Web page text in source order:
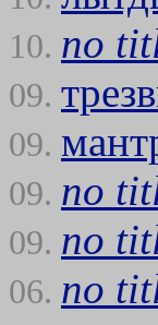
10. no
09.
09.
09. no
09. no
06. no